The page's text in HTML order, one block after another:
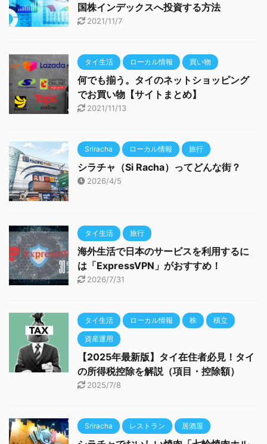
国株インデックスへ投資する方法
2021/11/7
タイ生活 ローカル情報 買い物
何でも揃う。タイのネットショッピング
でお買い物【サイトまとめ】
2021/11/13
Sriracha ローカル情報 旅行
シラチャ（Si Racha）ってどんな街？
2026/4/5
タイ生活 旅行
海外生活で日本のサービスを利用するに
は「ExpressVPN」がおすすめ！
2026/7/31
タイ生活 ローカル情報 株 積立
資産運用
【2025年最新版】タイ在住者必見！タイ
の所得税控除を解説（項目・控除額）
2025/7/8
Sriracha レストラン 居酒屋